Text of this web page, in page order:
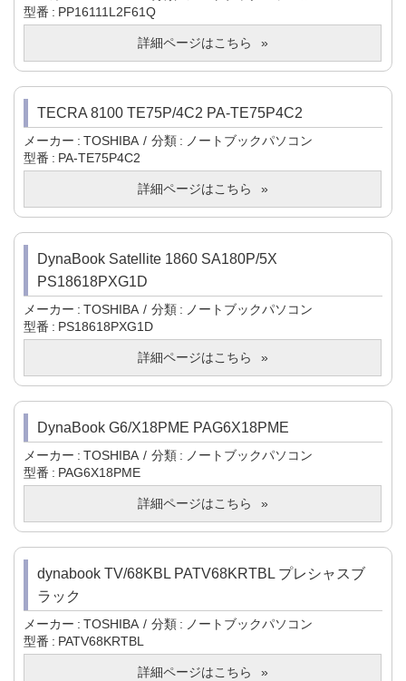
型番
PP16111L2F61Q
詳細ページはこちら
TECRA 8100 TE75P/4C2 PA-TE75P4C2
メーカー TOSHIBA 分類
ノートブックパソコン
型番
PA-TE75P4C2
詳細ページはこちら
DynaBook Satellite 1860 SA180P/5X
PS18618PXG1D
メーカー TOSHIBA 分類
ノートブックパソコン
型番
PS18618PXG1D
詳細ページはこちら
DynaBook G6/X18PME PAG6X18PME
メーカー TOSHIBA 分類
ノートブックパソコン
型番
PAG6X18PME
詳細ページはこちら
dynabook TV/68KBL PATV68KRTBL プレシャスブ
ラック
メーカー TOSHIBA 分類
ノートブックパソコン
型番
PATV68KRTBL
詳細ページはこちら